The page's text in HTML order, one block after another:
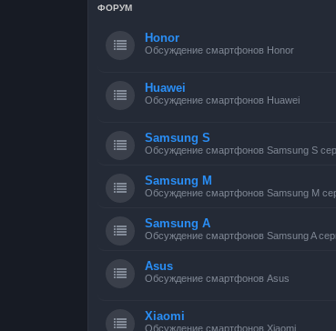
ФОРУМ
Honor
Обсуждение смартфонов Honor
Huawei
Обсуждение смартфонов Huawei
Samsung S
Обсуждение смартфонов Samsung S
Samsung M
Обсуждение смартфонов Samsung M
Samsung A
Обсуждение смартфонов Samsung A
Asus
Обсуждение смартфонов Asus
Xiaomi
Обсуждение смартфонов Xiaomi